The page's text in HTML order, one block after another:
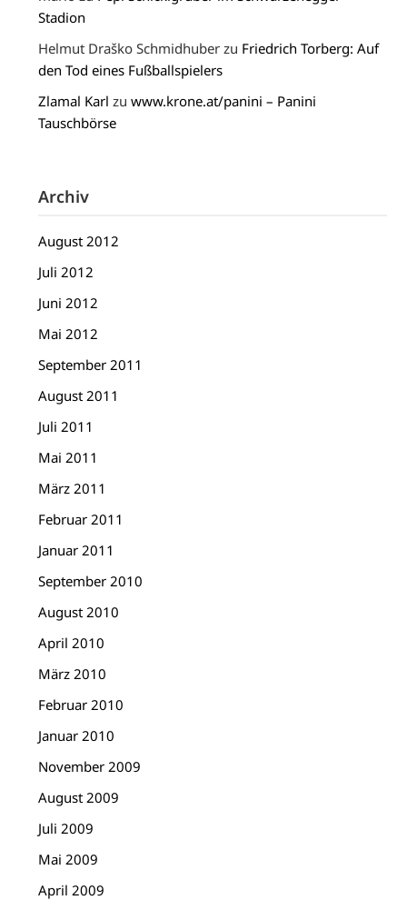
Stadion
Helmut Draško Schmidhuber zu Friedrich Torberg: Auf
den Tod eines Fußballspielers
Zlamal Karl zuwww.krone.at/panini – Panini
Tauschbörse
Archiv
August 2012
Juli 2012
Juni 2012
Mai 2012
September 2011
August 2011
Juli 2011
Mai 2011
März 2011
Februar 2011
Januar 2011
September 2010
August 2010
April 2010
März 2010
Februar 2010
Januar 2010
November 2009
August 2009
Juli 2009
Mai 2009
April 2009